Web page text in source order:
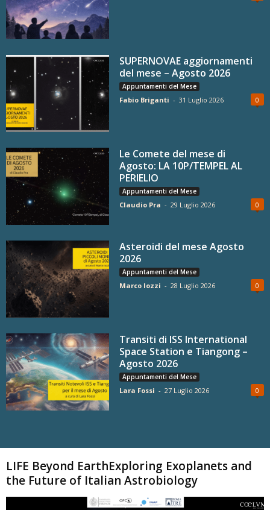
SUPERNOVAE aggiornamenti
del mese – Agosto 2026
Appuntamenti del Mese
Fabio Briganti - 31 Luglio 2026 0
Le Comete del mese di
Agosto: LA 10P/TEMPEL AL
PERIELIO
Appuntamenti del Mese
Claudio Pra - 29 Luglio 2026 0
Asteroidi del mese Agosto
2026
Appuntamenti del Mese
Marco Iozzi - 28 Luglio 2026 0
Transiti di ISS International
Space Station e Tiangong –
Agosto 2026
Appuntamenti del Mese
Lara Fossi - 27 Luglio 2026 0
LIFE Beyond EarthExploring Exoplanets and
the Future of Italian Astrobiology